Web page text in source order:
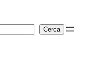
Cerca